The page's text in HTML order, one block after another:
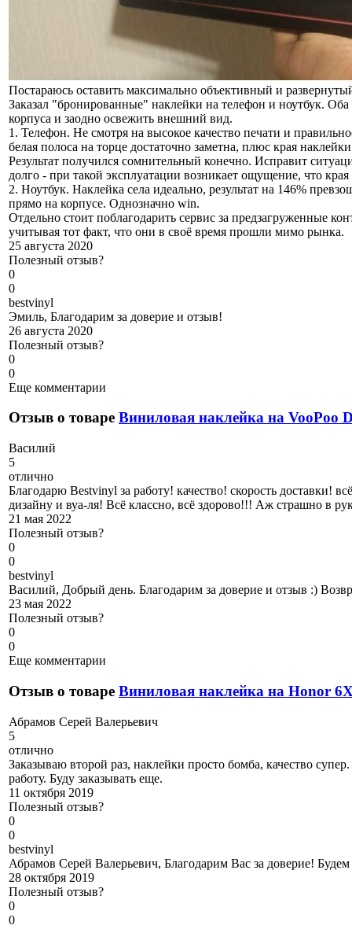
Постараюсь оставить максимально объективный и
Заказал "бронированные" наклейки на телефон и ноутбук.
корпуса и заодно освежить внешний вид.
1. Телефон. Не смотря на высокое качество печати и
белая полоса на торце достаточно заметна, плюс края
Результат получился сомнительный конечно. Исправит
долго - при такой эксплуатации возникает ощущение, что
2. Ноутбук. Наклейка села идеально, результат на 146%
прямо на корпусе. Однозначно win.
Отдельно стоит поблагодарить сервис за предзагруженные
учитывая тот факт, что они в своё время прошли мимо рынка.
25 августа 2020
Полезный отзыв?
0
0
bestvinyl
Эмиль, Благодарим за доверие и отзыв!
26 августа 2020
Полезный отзыв?
0
0
Еще комментарии
Отзыв о товаре Виниловая наклейка на VooPoo
Василий
5
отлично
Благодарю Bestvinyl за работу! качество! скорость
дизайну и вуа-ля! Всё классно, всё здорово!!! Аж страшно в
21 мая 2022
Полезный отзыв?
0
0
bestvinyl
Василий, Добрый день. Благодарим за доверие и отзыв :)
23 мая 2022
Полезный отзыв?
0
0
Еще комментарии
Отзыв о товаре Виниловая наклейка на Honor
Абрамов Серей Валерьевич
5
отлично
Заказываю второй раз, наклейки просто бомба, качество
работу. Буду заказывать еще.
11 октября 2019
Полезный отзыв?
0
0
bestvinyl
Абрамов Серей Валерьевич, Благодарим Вас за доверие!
28 октября 2019
Полезный отзыв?
0
0